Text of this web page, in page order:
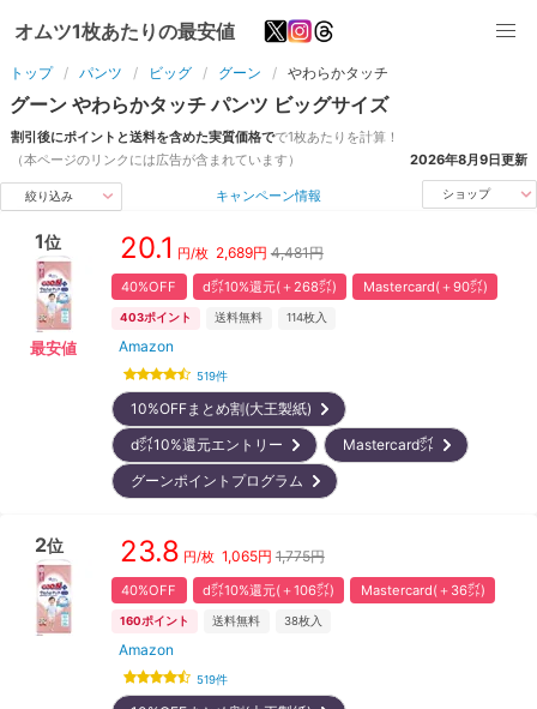
オムツ1枚あたりの最安値
トップ パンツ ビッグ グーン やわらかタッチ
グーン やわらかタッチ パンツ ビッグサイズ
割引後にポイントと送料を含めた実質価格でで1枚あたりを計算！
（本ページのリンクには広告が含まれています）
2026年8月9日更新
絞り込み キャンペーン情報 ショップ
1位
最安値
20.1 円/枚 2,689円 4,481円
40%OFF d㌽10%還元(＋268㌽) Mastercard(＋90㌽)
403ポイント 送料無料 114枚入
Amazon
519件
10%OFFまとめ割(大王製紙)
d㌽10%還元エントリー
Mastercard㌽
グーンポイントプログラム
2位 23.8 円/枚 1,065円 1,775円
40%OFF d㌽10%還元(＋106㌽) Mastercard(＋36㌽)
160ポイント 送料無料 38枚入
Amazon
519件